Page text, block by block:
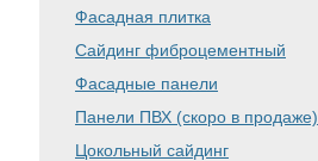
Фасадная плитка
Сайдинг фиброцементный
Фасадные панели
Панели ПВХ (скоро в продаже)
Цокольный сайдинг